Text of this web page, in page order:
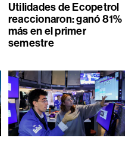
Utilidades de Ecopetrol
reaccionaron: ganó 81%
más en el primer
semestre